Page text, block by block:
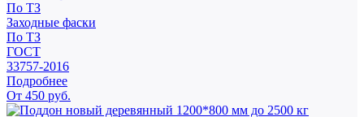
По ТЗ
Заходные фаски
По ТЗ
ГОСТ
33757-2016
Подробнее
От 450 руб.